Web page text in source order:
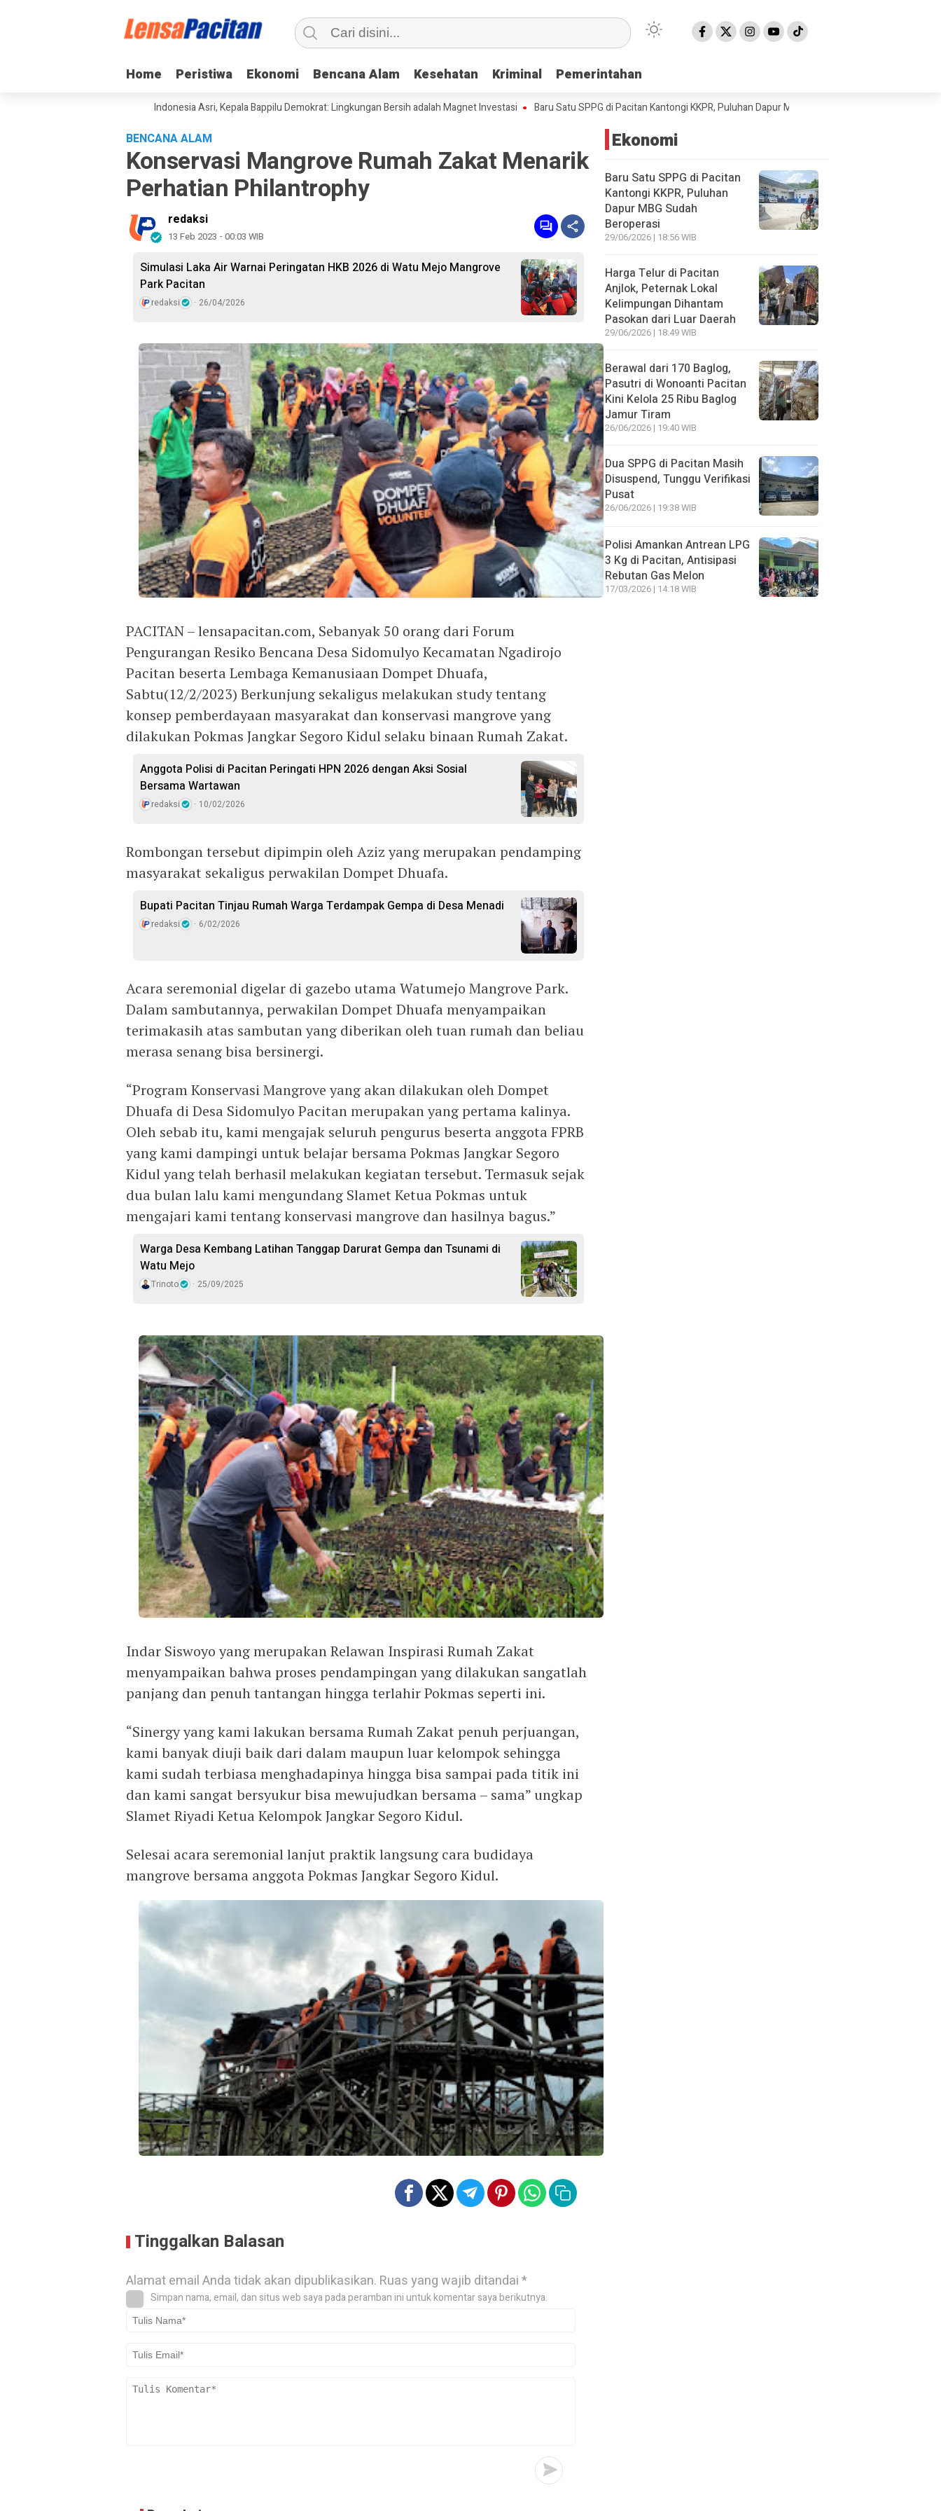
Home Peristiwa Ekonomi Bencana Alam Kesehatan Kriminal Pemerintahan
Home Peristiwa Ekonomi Bencana Alam Kesehatan Kriminal Pemerintahan
Gerakan Langit Biru Indonesia Asri, Kepala Bappilu Demokrat: Lingkungan Bersih adalah Magnet Investasi Baru Satu SPPG di Pacitan Kantongi KKPR, Puluhan Dapur MBG Sudah Beroperasi
BENCANA ALAM
Konservasi Mangrove Rumah Zakat Menarik
Perhatian Philantrophy
redaksi
13 Feb 2023 - 00:03 WIB
Simulasi Laka Air Warnai Peringatan HKB 2026 di Watu Mejo Mangrove
Park Pacitan
redaksi 26/04/2026
PACITAN – lensapacitan.com, Sebanyak 50 orang dari Forum
Pengurangan Resiko Bencana Desa Sidomulyo Kecamatan Ngadirojo
Pacitan beserta Lembaga Kemanusiaan Dompet Dhuafa,
Sabtu(12/2/2023) Berkunjung sekaligus melakukan study tentang
konsep pemberdayaan masyarakat dan konservasi mangrove yang
dilakukan Pokmas Jangkar Segoro Kidul selaku binaan Rumah Zakat.
Anggota Polisi di Pacitan Peringati HPN 2026 dengan Aksi Sosial
Bersama Wartawan
redaksi 10/02/2026
Rombongan tersebut dipimpin oleh Aziz yang merupakan pendamping
masyarakat sekaligus perwakilan Dompet Dhuafa.
Bupati Pacitan Tinjau Rumah Warga Terdampak Gempa di Desa Menadi
redaksi 6/02/2026
Acara seremonial digelar di gazebo utama Watumejo Mangrove Park.
Dalam sambutannya, perwakilan Dompet Dhuafa menyampaikan
terimakasih atas sambutan yang diberikan oleh tuan rumah dan beliau
merasa senang bisa bersinergi.
“Program Konservasi Mangrove yang akan dilakukan oleh Dompet
Dhuafa di Desa Sidomulyo Pacitan merupakan yang pertama kalinya.
Oleh sebab itu, kami mengajak seluruh pengurus beserta anggota FPRB
yang kami dampingi untuk belajar bersama Pokmas Jangkar Segoro
Kidul yang telah berhasil melakukan kegiatan tersebut. Termasuk sejak
dua bulan lalu kami mengundang Slamet Ketua Pokmas untuk
mengajari kami tentang konservasi mangrove dan hasilnya bagus.”
Warga Desa Kembang Latihan Tanggap Darurat Gempa dan Tsunami di
Watu Mejo
Trinoto 25/09/2025
Indar Siswoyo yang merupakan Relawan Inspirasi Rumah Zakat
menyampaikan bahwa proses pendampingan yang dilakukan sangatlah
panjang dan penuh tantangan hingga terlahir Pokmas seperti ini.
“Sinergy yang kami lakukan bersama Rumah Zakat penuh perjuangan,
kami banyak diuji baik dari dalam maupun luar kelompok sehingga
kami sudah terbiasa menghadapinya hingga bisa sampai pada titik ini
dan kami sangat bersyukur bisa mewujudkan bersama – sama” ungkap
Slamet Riyadi Ketua Kelompok Jangkar Segoro Kidul.
Selesai acara seremonial lanjut praktik langsung cara budidaya
mangrove bersama anggota Pokmas Jangkar Segoro Kidul.
Tinggalkan Balasan
Alamat email Anda tidak akan dipublikasikan. Ruas yang wajib ditandai*
Simpan nama, email, dan situs web saya pada peramban ini untuk komentar saya berikutnya.
Ekonomi
Baru Satu SPPG di Pacitan
Kantongi KKPR, Puluhan
Dapur MBG Sudah
Beroperasi
29/06/2026 | 18:56 WIB
Harga Telur di Pacitan
Anjlok, Peternak Lokal
Kelimpungan Dihantam
Pasokan dari Luar Daerah
29/06/2026 | 18:49 WIB
Berawal dari 170 Baglog,
Pasutri di Wonoanti Pacitan
Kini Kelola 25 Ribu Baglog
Jamur Tiram
26/06/2026 | 19:40 WIB
Dua SPPG di Pacitan Masih
Disuspend, Tunggu Verifikasi
Pusat
26/06/2026 | 19:38 WIB
Polisi Amankan Antrean LPG
3 Kg di Pacitan, Antisipasi
Rebutan Gas Melon
17/03/2026 | 14:18 WIB